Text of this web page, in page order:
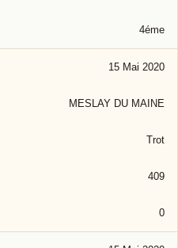
4éme
15 Mai 2020
MESLAY DU MAINE
Trot
409
0